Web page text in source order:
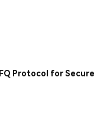
Protocol for Secure